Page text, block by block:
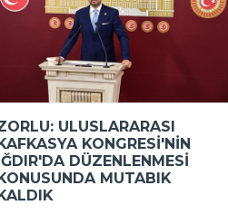
ULUSLARARASI
KONGRESI'NIN
DÜZENLENMESI
MUTABIK